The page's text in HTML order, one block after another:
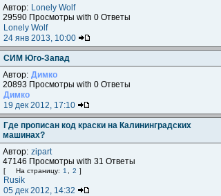
Автор: Lonely Wolf
29590 Просмотры with 0 Ответы
Lonely Wolf
24 янв 2013, 10:00
СИМ Юго-Запад
Автор: Димко
20893 Просмотры with 0 Ответы
Димко
19 дек 2012, 17:10
Где прописан код краски на Калининградских
машинах?
Автор: zipart
47146 Просмотры with 31 Ответы
[ На страницу: 1 2 ]
Rusik
05 дек 2012, 14:32